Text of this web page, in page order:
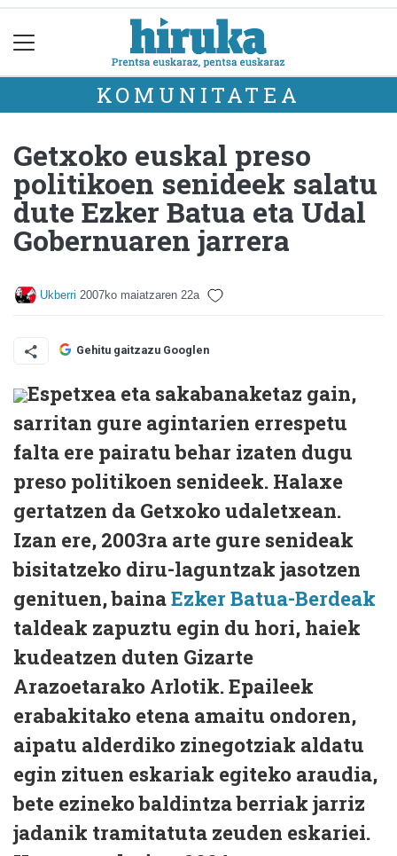
KOMUNITATEA
Getxoko euskal preso
politikoen senideek salatu
dute Ezker Batua eta Udal
Gobernuaren jarrera
Ukberri 2007ko maiatzaren 22a
Gehitu gaitzazu Googlen
Espetxea eta sakabanaketaz gain,
sarritan gure agintarien errespetu
falta ere pairatu behar izaten dugu
preso politikoen senideek. Halaxe
gertatzen da Getxoko udaletxean.
Izan ere, 2003ra arte gure senideak
bisitatzeko diru-laguntzak jasotzen
genituen, bainaEzker Batua-Berdeak
taldeak zapuztu egin du hori, haiek
kudeatzen duten Gizarte
Arazoetarako Arlotik. Epaileek
erabakitako etena amaitu ondoren,
aipatu alderdiko zinegotziak aldatu
egin zituen eskariak egiteko araudia,
bete ezineko baldintza berriak jarriz
jadanik tramitatuta zeuden eskariei.